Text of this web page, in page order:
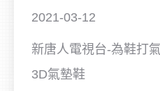
2021-03-12
新唐人電視台-為鞋打
3D氣墊鞋